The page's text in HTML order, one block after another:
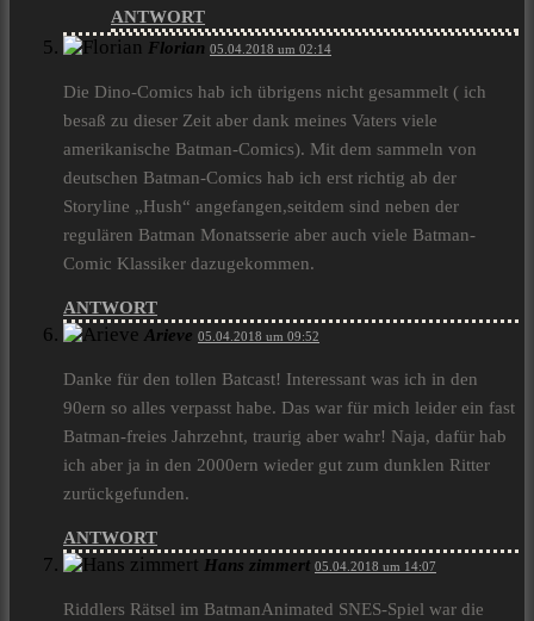
ANTWORT
Florian 05.04.2018 um 02:14
Die Dino-Comics hab ich übrigens nicht gesammelt ( ich
besaß zu dieser Zeit aber dank meines Vaters viele
amerikanische Batman-Comics). Mit dem sammeln von
deutschen Batman-Comics hab ich erst richtig ab der
Storyline „Hush“ angefangen,seitdem sind neben der
regulären Batman Monatsserie aber auch viele Batman-
Comic Klassiker dazugekommen.
ANTWORT
Arieve 05.04.2018 um 09:52
Danke für den tollen Batcast! Interessant was ich in den
90ern so alles verpasst habe. Das war für mich leider ein fast
Batman-freies Jahrzehnt, traurig aber wahr! Naja, dafür hab
ich aber ja in den 2000ern wieder gut zum dunklen Ritter
zurückgefunden.
ANTWORT
Hans zimmert 05.04.2018 um 14:07
Riddlers Rätsel im BatmanAnimated SNES-Spiel war die